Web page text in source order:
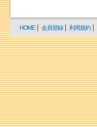
HOME 会員登録 利用規約